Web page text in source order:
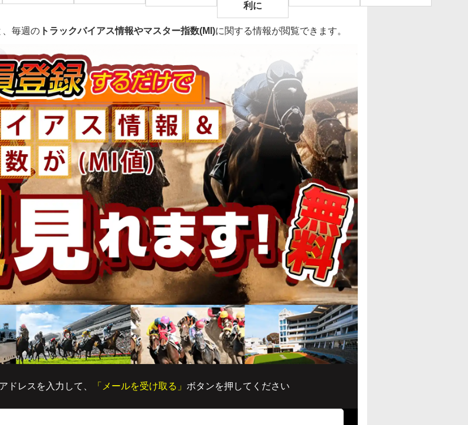
利に
、毎週の トラックバイアス情報やマスター指数(MI)に関する情報が閲覧できます。
ドレスを入力して、 「メールを受け取る」 ボタンを押してください